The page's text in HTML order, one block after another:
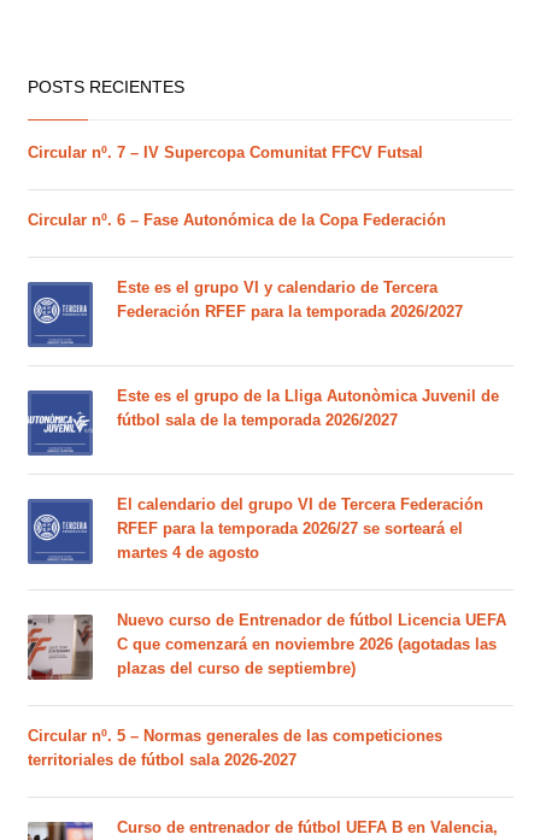
POSTS RECIENTES
Circular nº. 7 – IV Supercopa Comunitat FFCV Futsal
Circular nº. 6 – Fase Autonómica de la Copa Federación
Este es el grupo VI y calendario de Tercera
Federación RFEF para la temporada 2026/2027
Este es el grupo de la Lliga Autonòmica Juvenil de
fútbol sala de la temporada 2026/2027
El calendario del grupo VI de Tercera Federación
RFEF para la temporada 2026/27 se sorteará el
martes 4 de agosto
Nuevo curso de Entrenador de fútbol Licencia UEFA
C que comenzará en noviembre 2026 (agotadas las
plazas del curso de septiembre)
Circular nº. 5 – Normas generales de las competiciones
territoriales de fútbol sala 2026-2027
Curso de entrenador de fútbol UEFA B en Valencia,